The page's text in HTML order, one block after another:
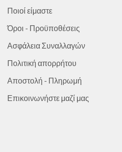
Ποιοί είμαστε
Όροι - Προϋποθέσεις
Ασφάλεια Συναλλαγών
Πολιτική απορρήτου
Αποστολή - Πληρωμή
Επικοινωνήστε μαζί μας